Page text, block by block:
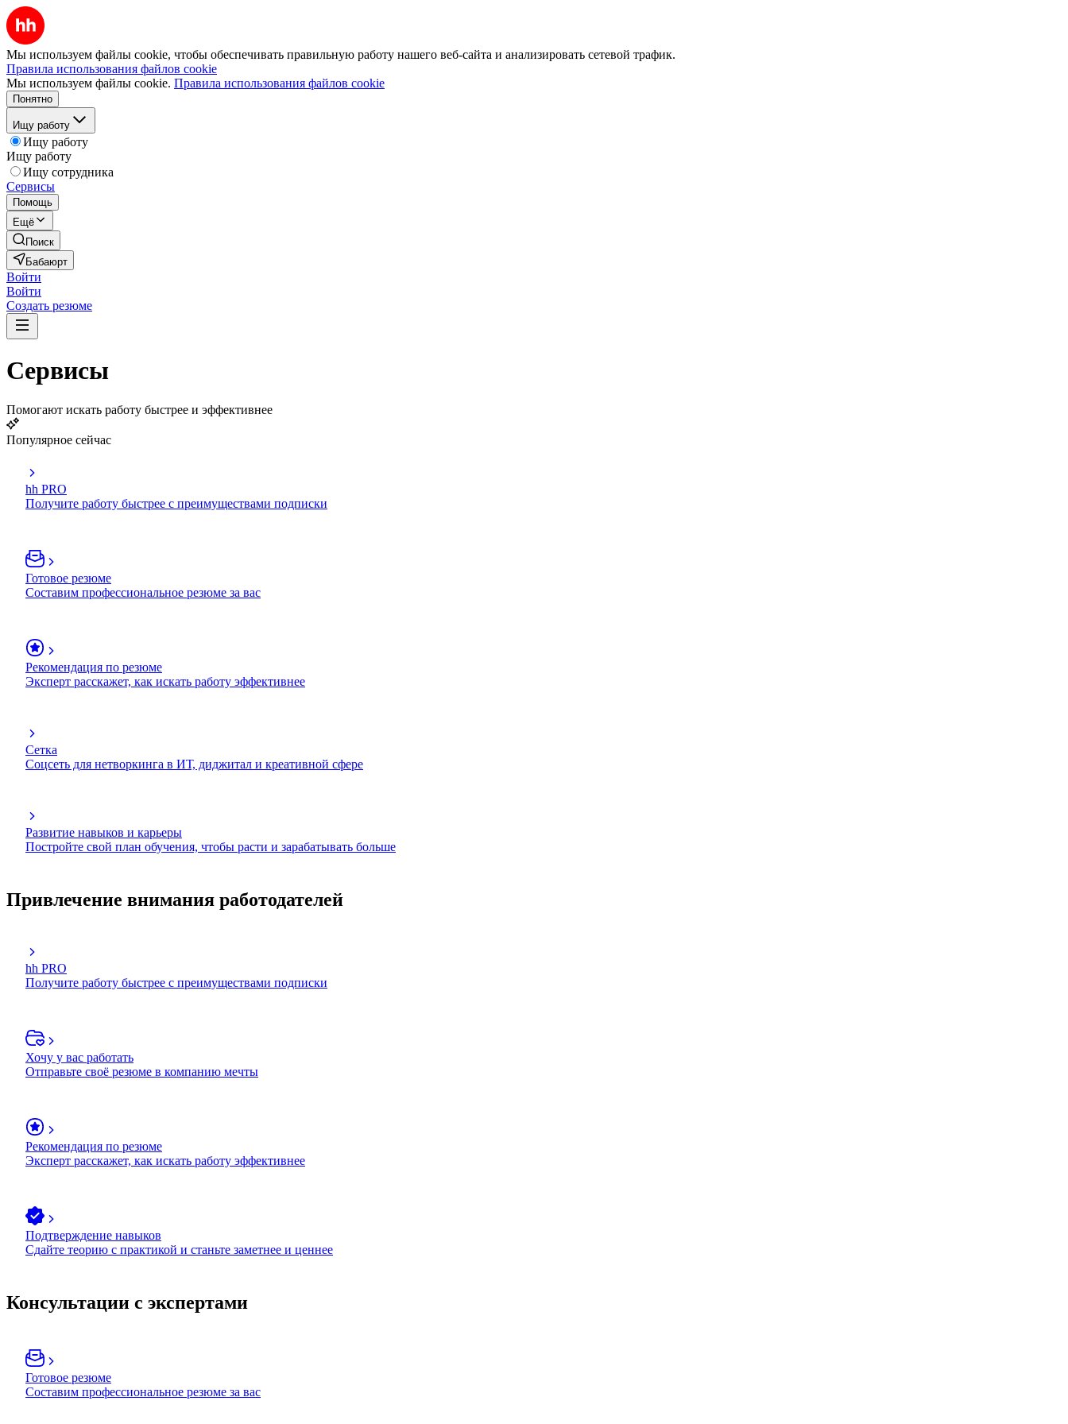
Мы используем файлы cookie, чтобы обеспечивать правильную работу нашего веб-сайта и анализировать сетевой трафик.
Правила использования файлов cookie
Мы используем файлы cookie. Правила использования файлов cookie
Понятно
Ищу работу
Ищу работу
Ищу работу
Ищу сотрудника
Сервисы
Помощь
Ещё
Поиск
Бабаюрт
Войти
Войти
Создать резюме
Сервисы
Помогают искать работу быстрее и эффективнее
Популярное сейчас
hh PRO
Получите работу быстрее с преимуществами подписки
Готовое резюме
Составим профессиональное резюме за вас
Рекомендация по резюме
Эксперт расскажет, как искать работу эффективнее
Сетка
Соцсеть для нетворкинга в ИТ, диджитал и креативной сфере
Развитие навыков и карьеры
Постройте свой план обучения, чтобы расти и зарабатывать больше
Привлечение внимания работодателей
hh PRO
Получите работу быстрее с преимуществами подписки
Хочу у вас работать
Отправьте своё резюме в компанию мечты
Рекомендация по резюме
Эксперт расскажет, как искать работу эффективнее
Подтверждение навыков
Сдайте теорию с практикой и станьте заметнее и ценнее
Консультации с экспертами
Готовое резюме
Составим профессиональное резюме за вас